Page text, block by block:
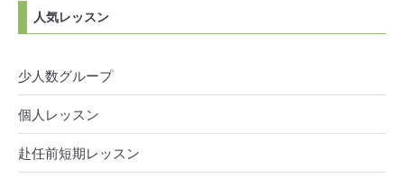
人気レッスン
少人数グループ
個人レッスン
赴任前短期レッスン